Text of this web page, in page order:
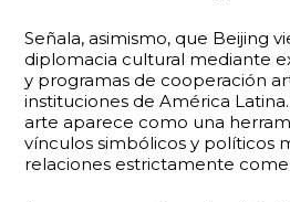
Señala, asimismo, que Beijing
diplomacia cultural mediante
y programas de cooperación
instituciones de América
arte aparece como una
vínculos simbólicos y políticos
relaciones estrictamente